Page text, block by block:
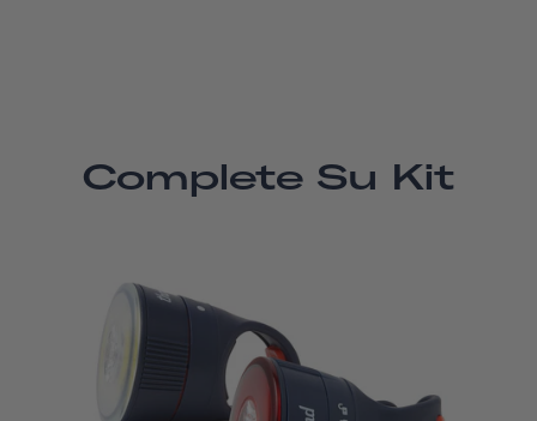
Complete Su Kit